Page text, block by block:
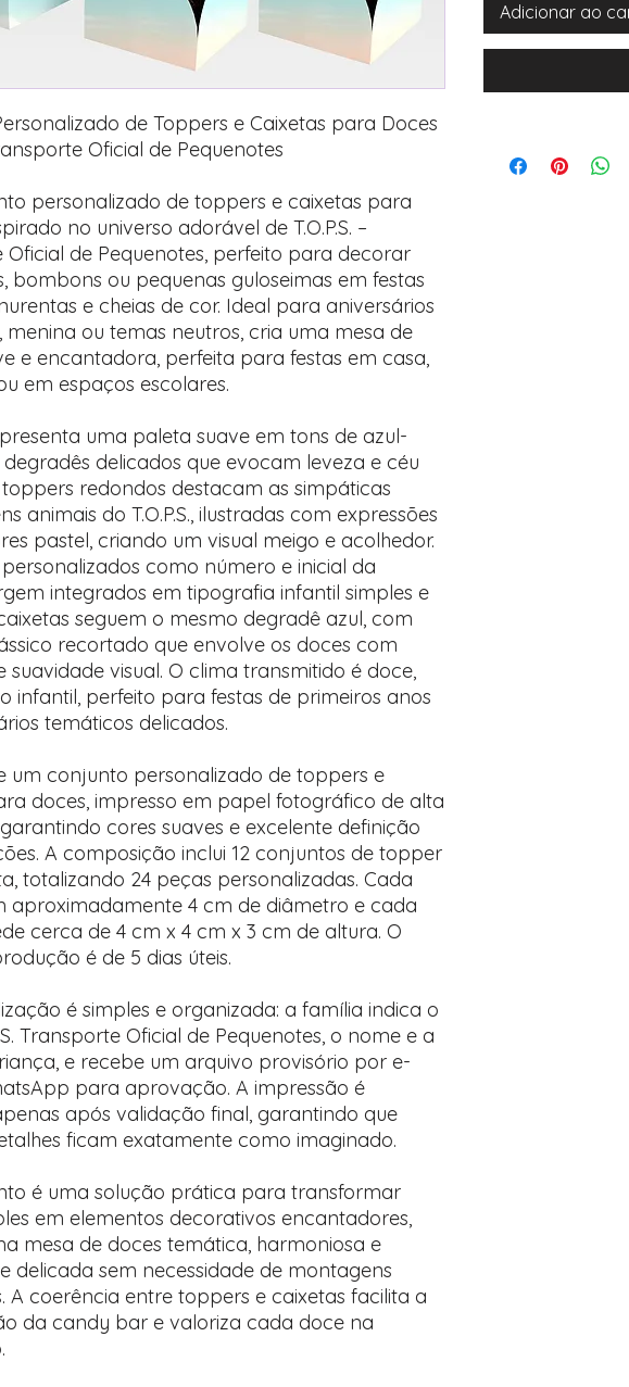
de Toppers e Caixetas para Doces
Oficial de Pequenotes
personalizado de toppers e caixetas para
no universo adorável de T.O.P.S. –
Oficial de Pequenotes, perfeito para decorar
bombons ou pequenas guloseimas em festas
e cheias de cor. Ideal para aniversários
menina ou temas neutros, cria uma mesa de
e encantadora, perfeita para festas em casa,
em espaços escolares.
uma paleta suave em tons de azul-
delicados que evocam leveza e céu
redondos destacam as simpáticas
animais do T.O.P.S., ilustradas com expressões
pastel, criando um visual meigo e acolhedor.
como número e inicial da
integrados em tipografia infantil simples e
seguem o mesmo degradê azul, com
recortado que envolve os doces com
suavidade visual. O clima transmitido é doce,
infantil, perfeito para festas de primeiros anos
temáticos delicados.
um conjunto personalizado de toppers e
doces, impresso em papel fotográfico de alta
cores suaves e excelente definição
A composição inclui 12 conjuntos de topper
totalizando 24 peças personalizadas. Cada
aproximadamente 4 cm de diâmetro e cada
cerca de 4 cm x 4 cm x 3 cm de altura. O
é de 5 dias úteis.
é simples e organizada: a família indica o
Transporte Oficial de Pequenotes, o nome e a
e recebe um arquivo provisório por e-
para aprovação. A impressão é
após validação final, garantindo que
ficam exatamente como imaginado.
é uma solução prática para transformar
em elementos decorativos encantadores,
mesa de doces temática, harmoniosa e
delicada sem necessidade de montagens
A coerência entre toppers e caixetas facilita a
da candy bar e valoriza cada doce na
Adicionar ao